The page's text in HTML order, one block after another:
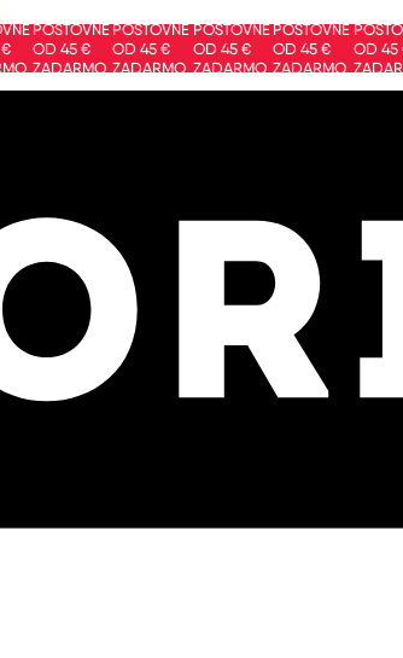
POŠTOVNÉ
OD 45 €
ZADARMO
POŠTOVNÉ
OD 45 €
ZADARMO
POŠTOVNÉ
OD 45 €
ZADARMO
POŠTOVNÉ
OD 45 €
ZADARMO
POŠTOVNÉ
OD 45 €
ZADARMO